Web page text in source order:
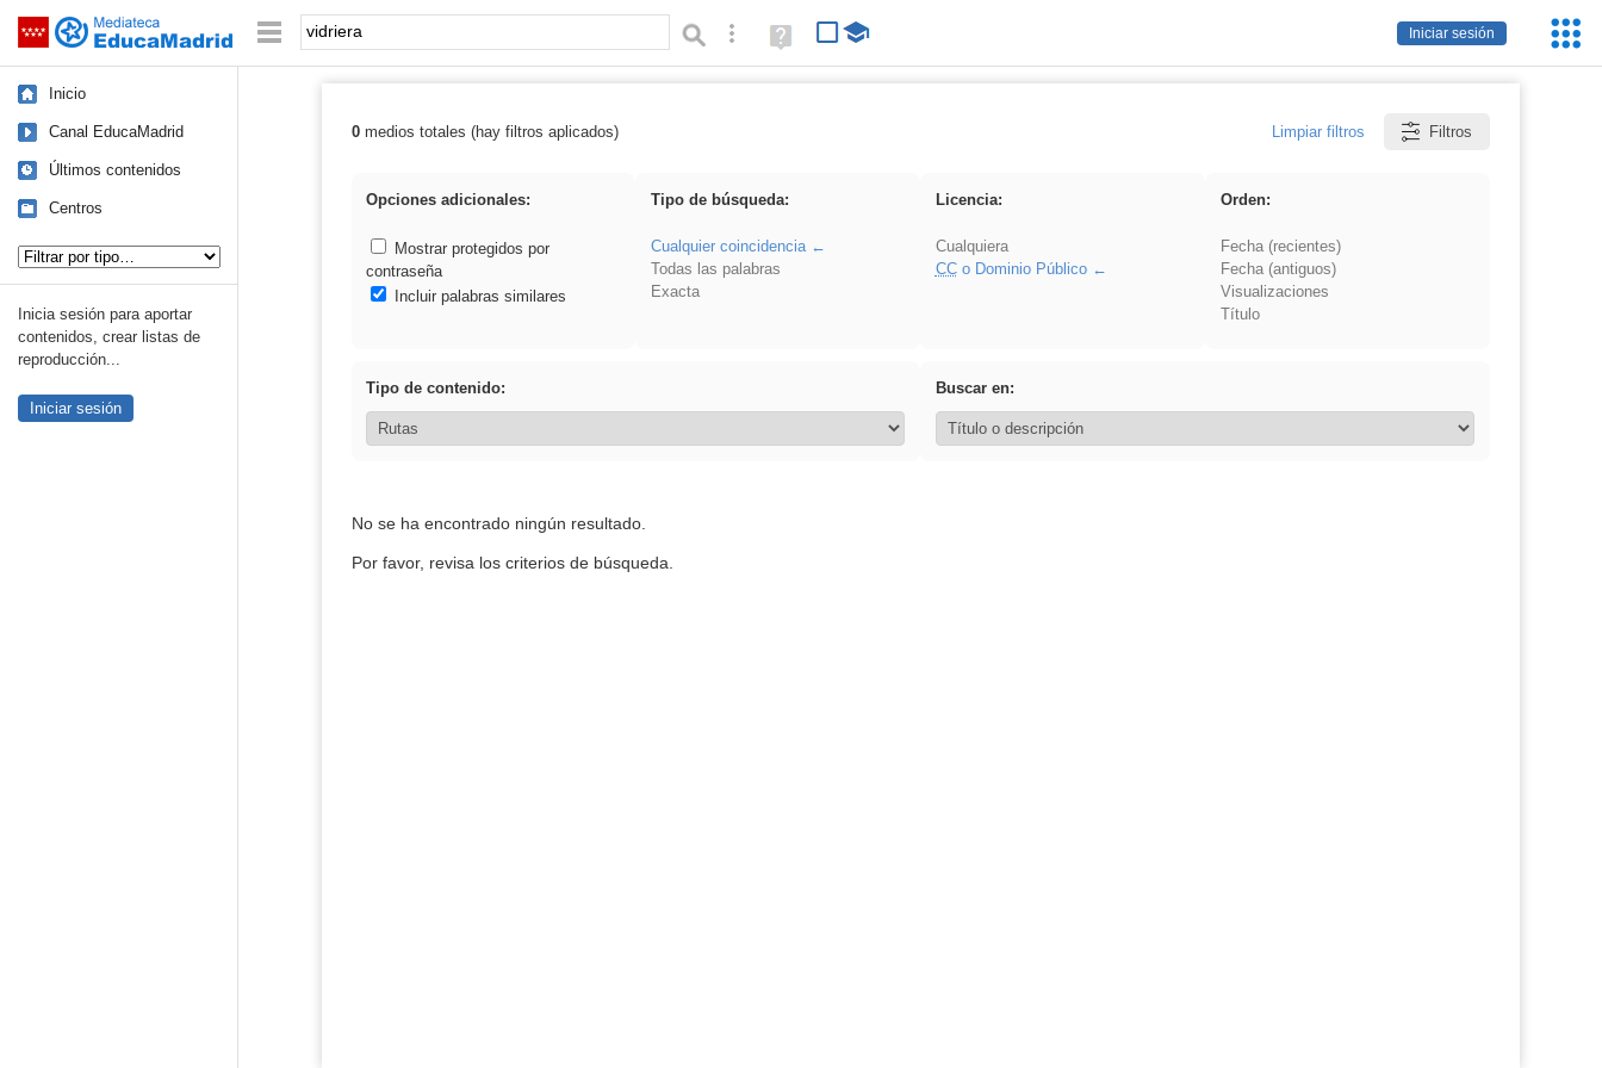
Saltar navegación
Iniciar sesión
Palabra o frase: Búsqueda avanzada
Ayuda
(en
Inicio
Canal EducaMadrid
Últimos contenidos
Centros
Inicia sesión para aportar
contenidos, crear listas de
reproducción...
Iniciar sesión
Resultados de: vidriera
0medios totales (hay filtros aplicados) Limpiar filtros Filtros
Opciones adicionales:
Mostrar protegidos por
contraseña
Incluir palabras similares
Tipo de búsqueda:
Cualquier coincidencia
Todas las palabras
Exacta
Licencia:
Cualquiera
CCo Dominio Público
Orden:
Fecha (recientes)
Fecha (antiguos)
Visualizaciones
Título
Tipo de contenido: Buscar en:
No se ha encontrado ningún resultado.
Por favor, revisa los criterios de búsqueda.